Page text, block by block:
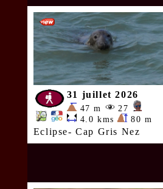
31 juillet 2026
47 m
27
4.0 kms
80 m
Eclipse- Cap Gris Nez